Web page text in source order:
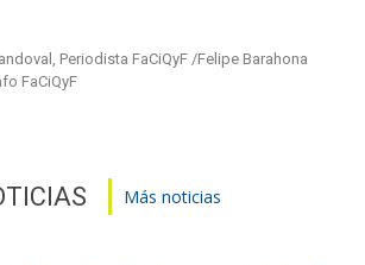
Periodista FaCiQyF Felipe Barahona
FaCiQyF
Más noticias